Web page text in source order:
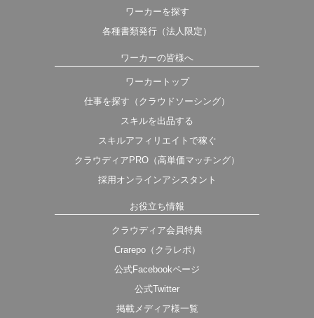
ワーカーを探す
各種書類発行（法人限定）
ワーカーの皆様へ
ワーカートップ
仕事を探す（クラウドソーシング）
スキルを出品する
スキルアフィリエイトで稼ぐ
クラウディアPRO（高単価マッチング）
採用オンラインアシスタント
お役立ち情報
クラウディア会員特典
Crarepo（クラレポ）
公式Facebookページ
公式Twitter
掲載メディア様一覧